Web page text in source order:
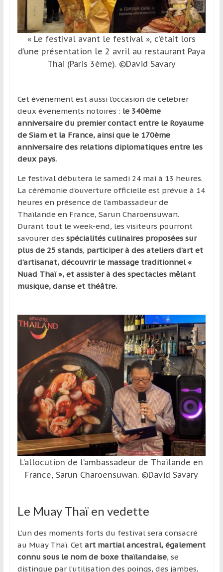
profitant
de
découverte
d’une
région
« Le festival avant le festival », c’était lors
d’une présentation le 2 avril au restaurant Paya
Thai (Paris 3ème). ©David Savary
Cet évènement est aussi l’occasion de célébrer
deux événements notoires : le 340ème
anniversaire du premier contact entre le Royaume
de Siam et la France, ainsi que le 170ème
anniversaire des relations diplomatiques entre les
deux pays.
Le festival débutera le samedi 24 mai à 13 heures.
La cérémonie d’ouverture officielle est prévue à 14
heures en présence de l’ambassadeur de
Thaïlande en France, Sarun Charoensuwan.
Durant tout le week-end, les visiteurs pourront
savourer des spécialités culinaires proposées sur
plus de 25 stands, participer à des ateliers d’art et
d’artisanat, découvrir le massage traditionnel «
Nuad Thaï », et assister à des spectacles mêlant
musique, danse et théâtre.
L’allocution de l’ambassadeur de Thaïlande en
France, Sarun Charoensuwan. ©David Savary
Le Muay Thaï en vedette
L’un des moments forts du festival sera consacré
au Muay Thaï. Cet art martial ancestral, également
connu sous le nom de boxe thaïlandaise, se
distingue par l’utilisation des poings, des jambes,